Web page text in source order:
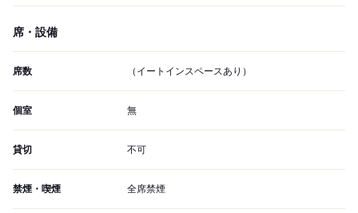
席・設備
席数 （イートインスペースあり）
個室 無
貸切 不可
禁煙・喫煙 全席禁煙